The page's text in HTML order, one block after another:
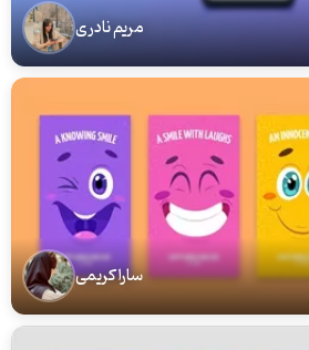
مریم نادری
سارا کریمی